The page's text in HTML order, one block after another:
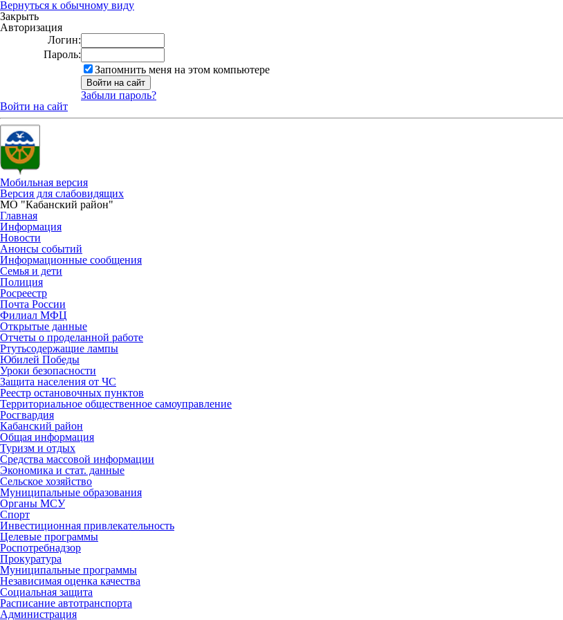
Вернуться к обычному виду
Закрыть
Авторизация
Логин:
Пароль:
Запомнить меня на этом компьютере
Забыли пароль?
Войти на сайт
Мобильная версия
Версия для слабовидящих
МО "Кабанский район"
Главная
Информация
Новости
Анонсы событий
Информационные сообщения
Семья и дети
Полиция
Росреестр
Почта России
Филиал МФЦ
Открытые данные
Отчеты о проделанной работе
Ртутьсодержащие лампы
Юбилей Победы
Уроки безопасности
Защита населения от ЧС
Реестр остановочных пунктов
Территориальное общественное самоуправление
Росгвардия
Кабанский район
Общая информация
Туризм и отдых
Средства массовой информации
Экономика и стат. данные
Сельское хозяйство
Муниципальные образования
Органы МСУ
Спорт
Инвестиционная привлекательность
Целевые программы
Роспотребнадзор
Прокуратура
Муниципальные программы
Независимая оценка качества
Социальная защита
Расписание автотранспорта
Администрация